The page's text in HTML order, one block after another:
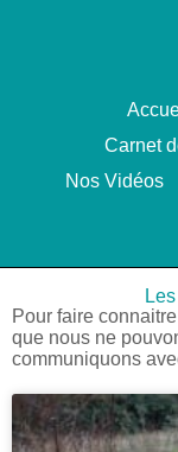
Carnet
Nos Vidéos
Pour faire
que nous ne
communiquons